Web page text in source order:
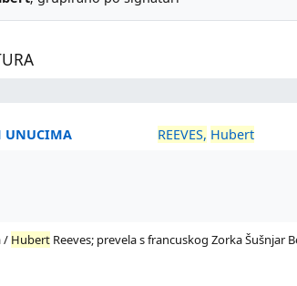
UNUCIMA REEVES, Hubert
/ Hubert Reeves; prevela s francuskog Zorka Šušnjar